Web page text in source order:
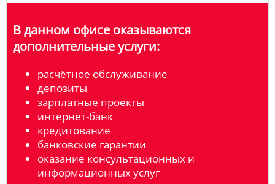
В данном офисе оказываются
дополнительные услуги:
расчётное обслуживание
депозиты
зарплатные проекты
интернет-банк
кредитование
банковские гарантии
оказание консультационных и
информационных услуг